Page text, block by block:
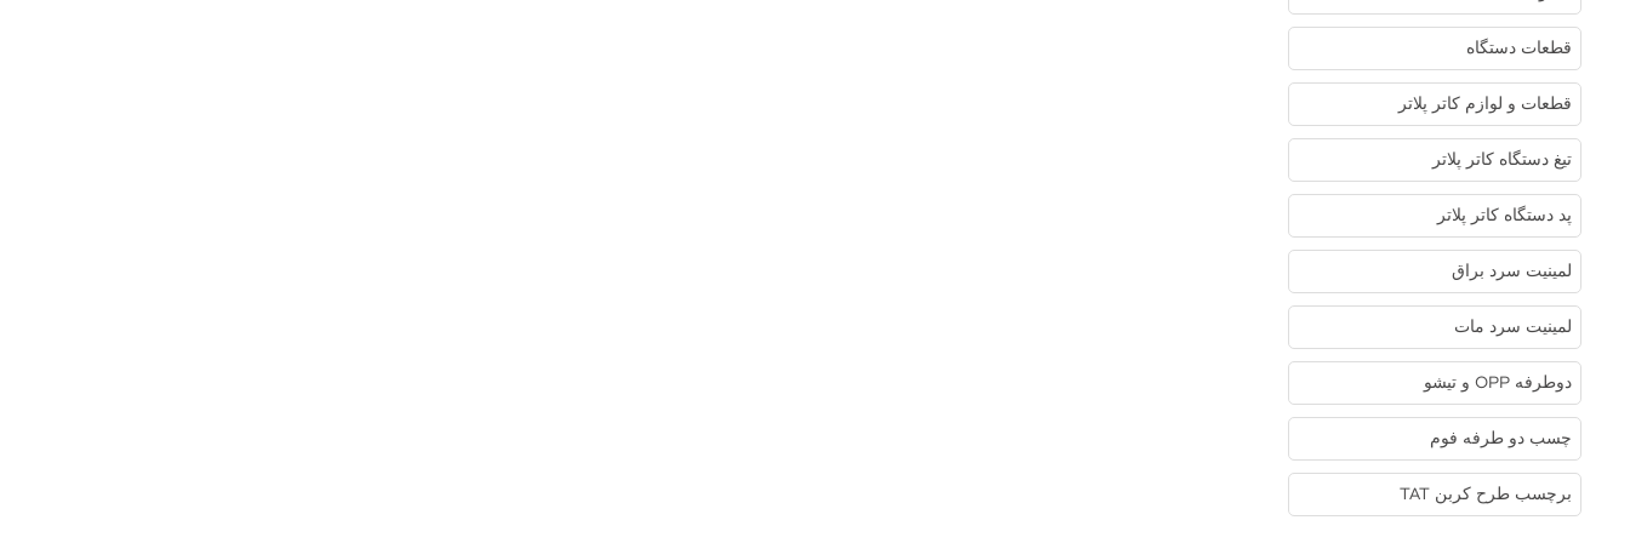
قطعات دستگاه
قطعات و لوازم کاتر پلاتر
تیغ دستگاه کاتر پلاتر
پد دستگاه کاتر پلاتر
لمینیت سرد براق
لمینیت سرد مات
دوطرفه OPP و تیشو
چسب دو طرفه فوم
برچسب طرح کربن TAT